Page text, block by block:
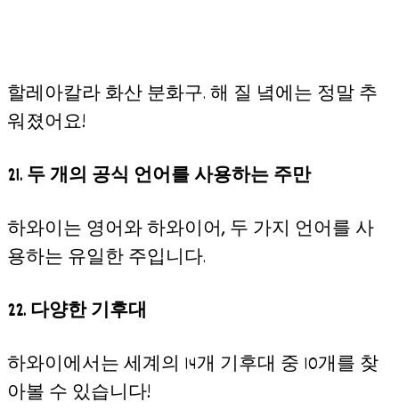
할레아칼라 화산 분화구. 해 질 녘에는 정말 추
워졌어요!
21. 두 개의 공식 언어를 사용하는 주만
하와이는 영어와 하와이어, 두 가지 언어를 사
용하는 유일한 주입니다.
22. 다양한 기후대
하와이에서는 세계의 14개 기후대 중 10개를 찾
아볼 수 있습니다!